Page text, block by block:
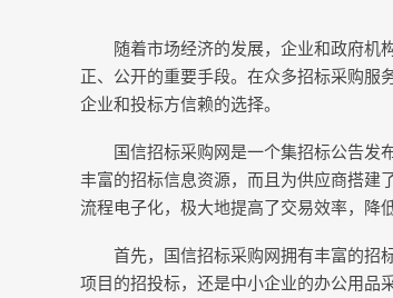
随着市场经济的发展，企业和政府机
正、公开的重要手段。在众多招标采购服
企业和投标方信赖的选择。
国信招标采购网是一个集招标公告发
丰富的招标信息资源，而且为供应商搭建
流程电子化，极大地提高了交易效率，降
首先，国信招标采购网拥有丰富的招
项目的招投标，还是中小企业的办公用品